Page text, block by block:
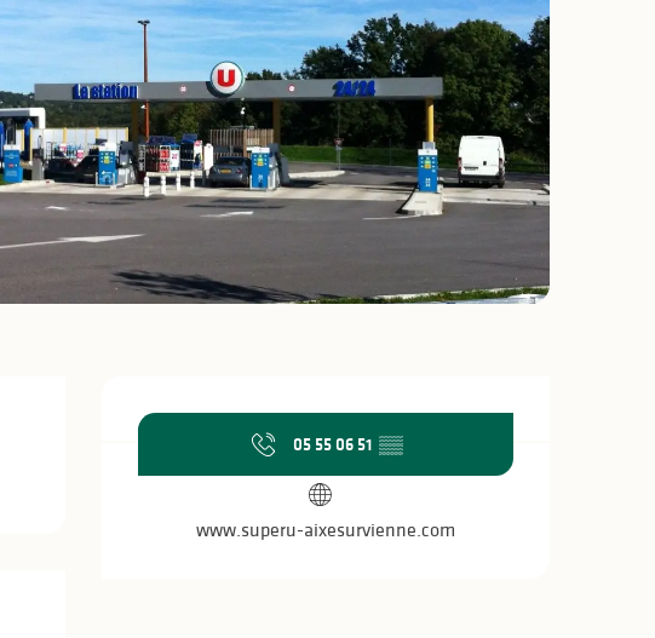
Ouverture et
05 55 06 51 ▒▒
www.superu-aixesurvienne.com